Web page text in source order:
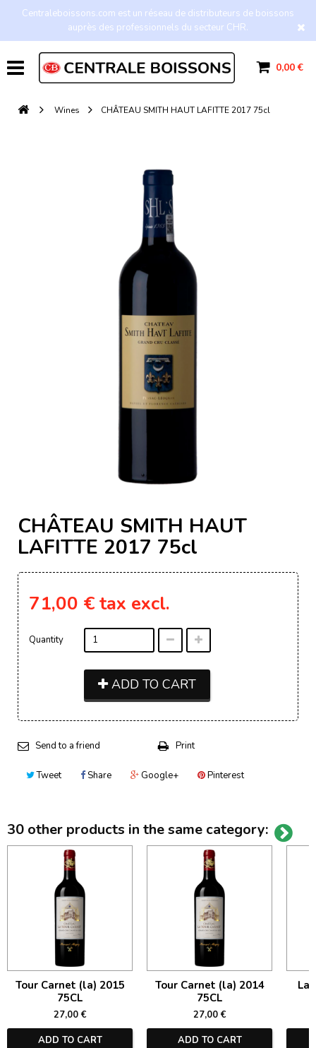
Centraleboissons.com est un réseau de distributeurs de boissons
auprès des professionnels du secteur CHR.
0,00 €
Wines CHÂTEAU SMITH HAUT LAFITTE 2017 75cl
CHÂTEAU SMITH HAUT
LAFITTE 2017 75cl
71,00 € tax excl.
Quantity
ADD TO CART
Send to a friend Print
Tweet Share Google+ Pinterest
30 other products in the same category:
Tour Carnet (la) 2015
75CL
27,00 €
ADD TO CART
Tour Carnet (la) 2014
75CL
27,00 €
ADD TO CART
La